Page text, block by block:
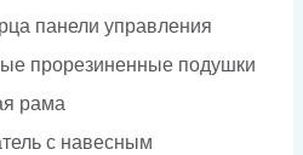
панели управления
прорезиненные подушки
рама
с навесным